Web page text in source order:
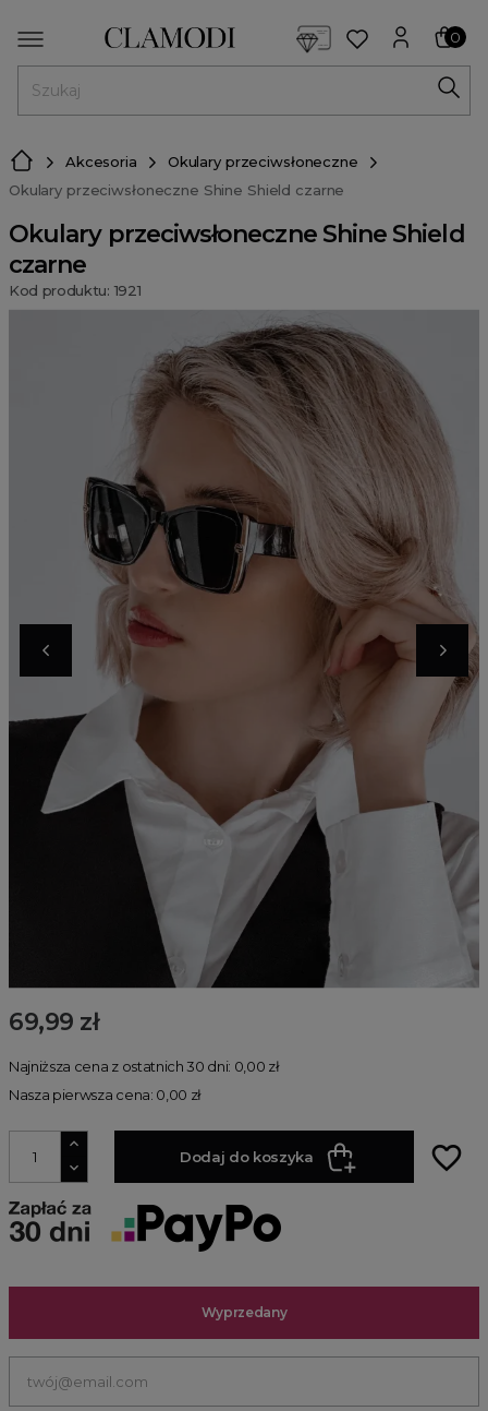
0
Akcesoria
Okulary przeciwsłoneczne
Okulary przeciwsłoneczne Shine Shield czarne
Okulary przeciwsłoneczne Shine Shield
czarne
Kod produktu: 1921
69,99 zł
Najniższa cena z ostatnich 30 dni: 0,00 zł
Nasza pierwsza cena: 0,00 zł
Dodaj do koszyka favorite_border
Wyprzedany